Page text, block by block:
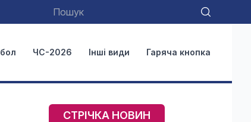
ЧС-2026 Інші види Гаряча кнопка
СТРІЧКА НОВИН